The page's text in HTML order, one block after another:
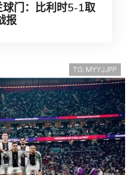
门：比利时5-1取
报